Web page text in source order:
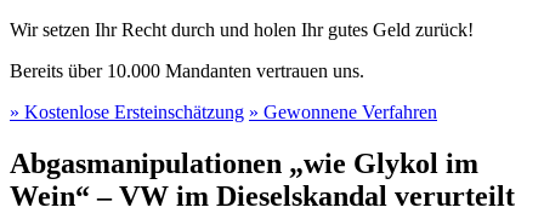
Wir setzen Ihr Recht durch und holen Ihr gutes Geld zurück!
Bereits über 10.000 Mandanten vertrauen uns.
» Kostenlose Ersteinschätzung » Gewonnene Verfahren
Abgasmanipulationen „wie Glykol im
Wein“ – VW im Dieselskandal verurteilt